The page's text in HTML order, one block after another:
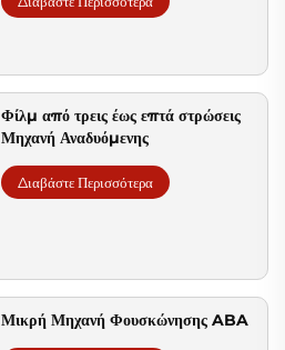
Φίλμ από τρεις έως επτά στρώσεις
Μηχανή Αναδυόμενης
Διαβάστε Περισσότερα
Μικρή Μηχανή Φουσκώνησης ABA